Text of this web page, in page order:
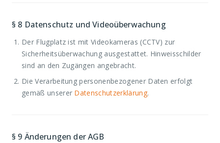
§ 8 Datenschutz und Videoüberwachung
Der Flugplatz ist mit Videokameras (CCTV) zur
Sicherheitsüberwachung ausgestattet. Hinweisschilder
sind an den Zugängen angebracht.
Die Verarbeitung personenbezogener Daten erfolgt
gemäß unserer Datenschutzerklärung.
§ 9 Änderungen der AGB